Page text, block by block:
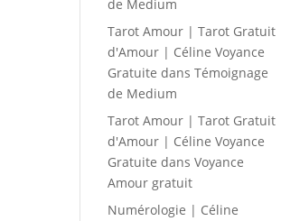
de Medium
Tarot Amour | Tarot Gratuit
d'Amour | Céline Voyance
Gratuite dansTémoignage
de Medium
Tarot Amour | Tarot Gratuit
d'Amour | Céline Voyance
Gratuite dansVoyance
Amour gratuit
Numérologie | Céline